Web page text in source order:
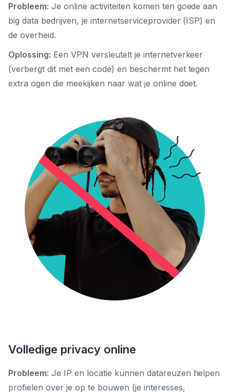
Probleem: Je online activiteiten komen ten goede aan
big data bedrijven, je internetserviceprovider (ISP) en
de overheid.
Oplossing: Een VPN versleutelt je internetverkeer
(verbergt dit met een code) en beschermt het tegen
extra ogen die meekijken naar wat je online doet.
Volledige privacy online
Probleem: Je IP en locatie kunnen datareuzen helpen
profielen over je op te bouwen (je interesses,